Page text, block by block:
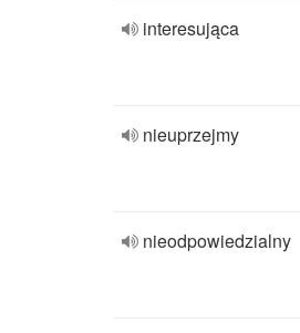
interesująca
nieuprzejmy
nieodpowiedzialny